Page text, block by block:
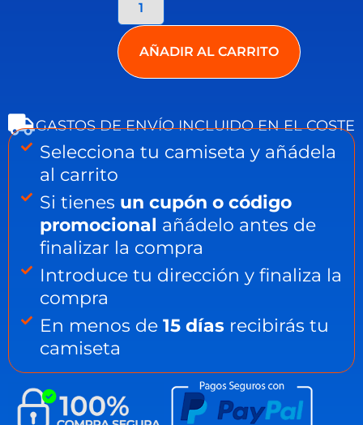
AÑADIR AL CARRITO
GASTOS DE ENVÍO INCLUIDO EN EL COSTE
Selecciona tu camiseta y añádela
al carrito
Si tienes un cupón o código
promocional añádelo antes de
finalizar la compra
Introduce tu dirección y finaliza la
compra
En menos de 15 díasrecibirás tu
camiseta